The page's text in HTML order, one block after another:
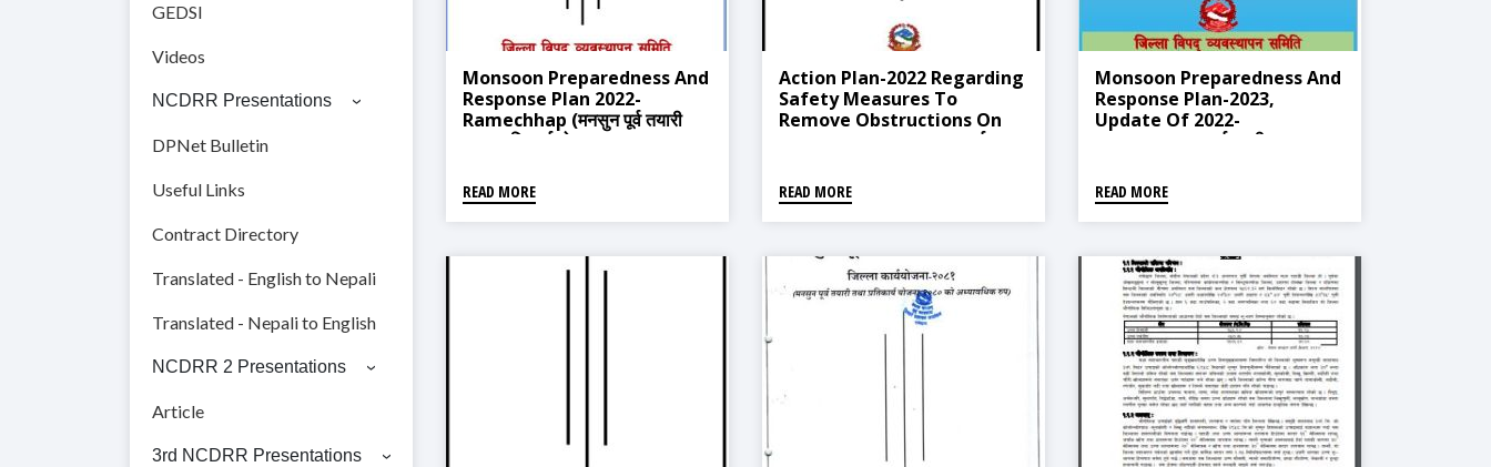
GEDSI
Videos
NCDRR Presentations
DPNet Bulletin
Useful Links
Contract Directory
Translated - English to Nepali
Translated - Nepali to English
NCDRR 2 Presentations
Article
3rd NCDRR Presentations
Monsoon Preparedness And
Response Plan 2022-
Ramechhap (मनसुन पूर्व तयारी
तथा प्रतिकार्य योजना, २०७९)
READ MORE
Action Plan-2022 Regarding
Safety Measures To
Remove Obstructions On
Highways/roads (राजमार्ग
सुरक्षा कारवाही सम्बन्धी
कार्ययोजना-2079)
READ MORE
Monsoon Preparedness And
Response Plan-2023,
Update Of 2022-
Ramechhap (पूर्वतयारी तथा
अध्यावधिक)
READ MORE